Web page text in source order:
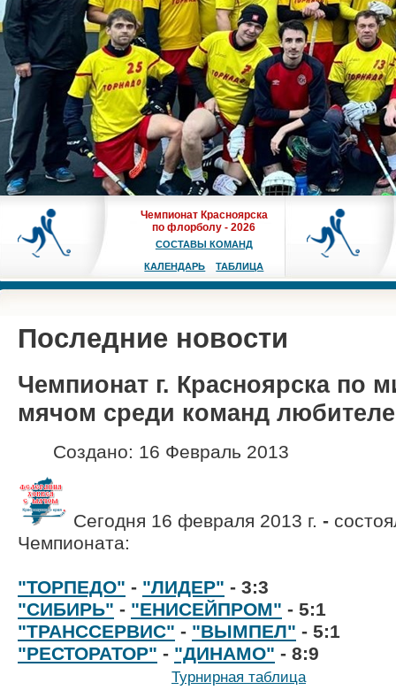
Чемпионат Красноярска
по флорболу - 2026
СОСТАВЫ КОМАНД
КАЛЕНДАРЬ ТАБЛИЦА
Последние новости
Чемпионат г. Красноярска по
мячом среди команд
Создано: 16 Февраль 2013
Сегодня 16 февраля 2013 г. -
Чемпионата:
"ТОРПЕДО" - "ЛИДЕР" - 3:3
"СИБИРЬ" - "ЕНИСЕЙПРОМ" - 5:1
"ТРАНССЕРВИС" - "ВЫМПЕЛ" -
"РЕСТОРАТОР" - "ДИНАМО" -
Турнирная таблица